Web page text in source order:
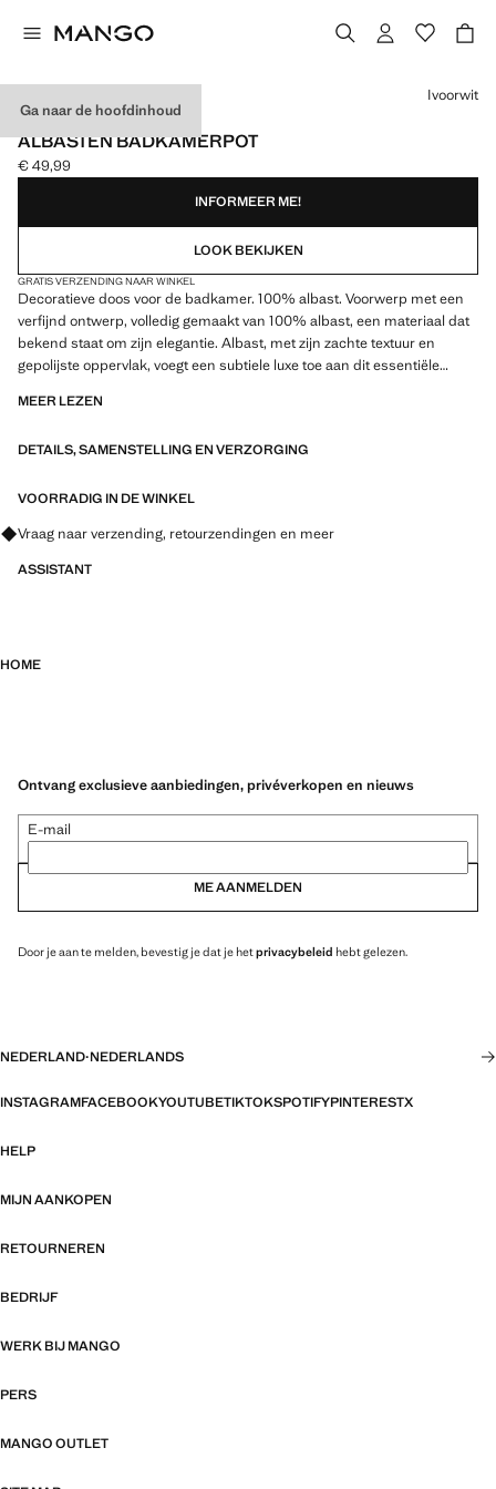
Ga naar de hoofdinhoud
PREMIUM
ALBASTEN BADKAMERPOT
Huidige prijs [€ 49,99 ]
€ 49,99
Kies een kleur
Ivoorwit
INFORMEER ME!
LOOK BEKIJKEN
GRATIS VERZENDING NAAR WINKEL
Decoratieve doos voor de badkamer. 100% albast. Voorwerp met een
verfijnd ontwerp, volledig gemaakt van 100% albast, een materiaal dat
bekend staat om zijn elegantie. Albast, met zijn zachte textuur en
gepolijste oppervlak, voegt een subtiele luxe toe aan dit essentiële
Combineert functionaliteit en elegantie
12.0x6.0x12.0 cm (Lengte x Hoogte x Breedte)
MEER LEZEN
DETAILS, SAMENSTELLING EN VERZORGING
VOORRADIG IN DE WINKEL
Vraag naar verzending, retourzendingen en meer
ASSISTANT
HOME
Ontvang exclusieve aanbiedingen, privéverkopen en nieuws
E-mail
ME AANMELDEN
Door je aan te melden, bevestig je dat je hetprivacybeleid hebt gelezen.
NEDERLAND·NEDERLANDS
INSTAGRAMFACEBOOKYOUTUBETIKTOKSPOTIFYPINTERESTX
HELP
MIJN AANKOPEN
RETOURNEREN
BEDRIJF
WERK BIJ MANGO
PERS
MANGO OUTLET